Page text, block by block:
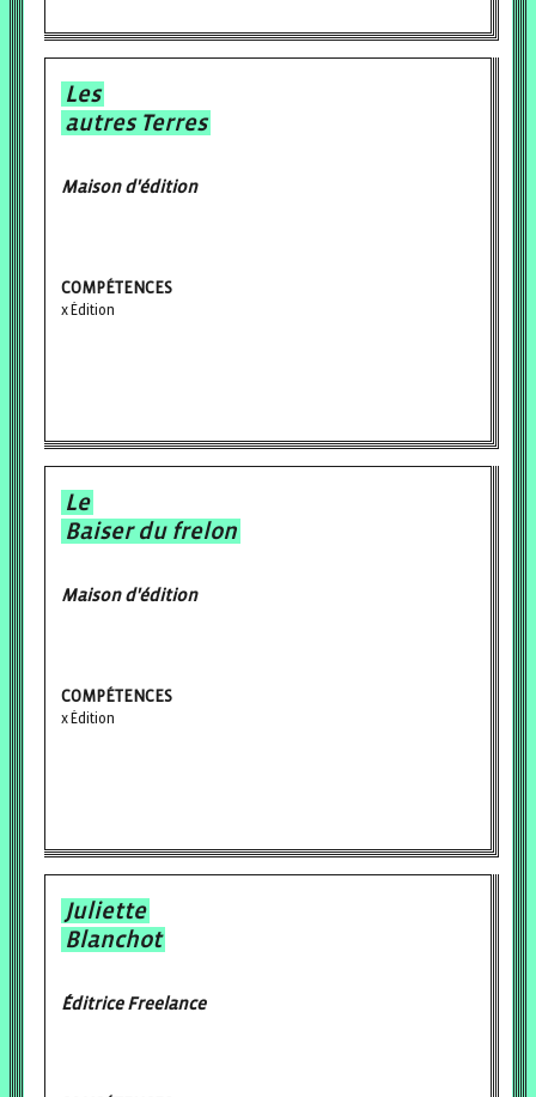
Les
autres Terres
Maison d'édition
COMPÉTENCES
Édition
Le
Baiser du frelon
Maison d'édition
COMPÉTENCES
Édition
Juliette
Blanchot
Éditrice Freelance